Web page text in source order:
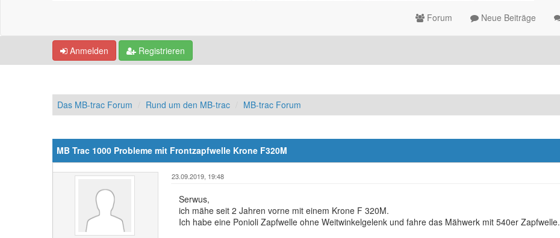
Forum Neue Beiträge
Anmelden Registrieren
Das MB-trac Forum Rund um den MB-trac MB-trac Forum
MB Trac 1000 Probleme mit Frontzapfwelle Krone F320M
23.09.2019, 19:48
Serwus,
ich mähe seit 2 Jahren vorne mit einem Krone F 320M.
Ich habe eine Ponioli Zapfwelle ohne Weitwinkelgelenk und fahre das Mähwerk mit 540er Zapfwelle.